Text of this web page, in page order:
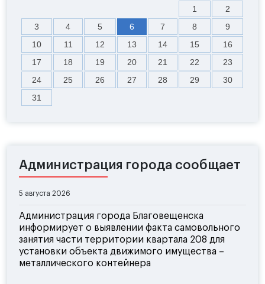
1
2
3
4 5 6 7 8
9
10
11 12 13 14 15
16
17
18 19 20 21 22
23
24
25 26 27 28 29
30
31
Администрация города сообщает
5 августа 2026
Администрация города Благовещенска
информирует о выявлении факта самовольного
занятия части территории квартала 208 для
установки объекта движимого имущества –
металлического контейнера